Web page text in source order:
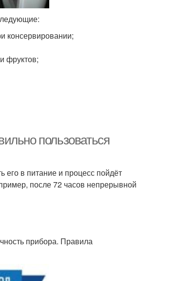
консервировании;
фруктов;
пользоваться
его в питание и процесс пойдёт
после 72 часов непрерывной
прибора. Правила